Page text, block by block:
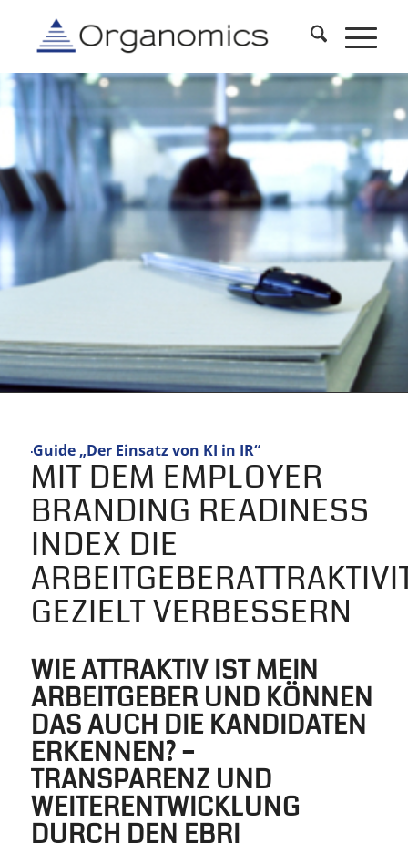
Einsatz von KI in IR“
MIT DEM EMPLOYER
BRANDING READINESS
INDEX DIE
GEZIELT VERBESSERN
WIE ATTRAKTIV IST MEIN
ARBEITGEBER UND KÖNNEN
DAS AUCH DIE KANDIDATEN
ERKENNEN? –
TRANSPARENZ UND
WEITERENTWICKLUNG
DURCH DEN EBRI